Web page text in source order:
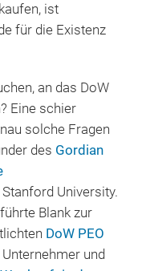
ist
für die Existenz
an das DoW
Eine schier
solche Fragen
des Gordian
University.
Blank zur
DoW PEO
und